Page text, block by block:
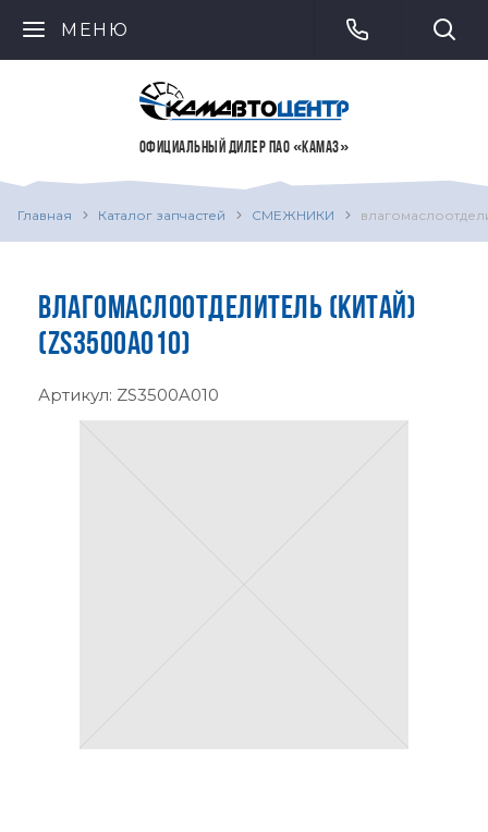
МЕНЮ
ОФИЦИАЛЬНЫЙ ДИЛЕР ПАО «КАМАЗ»
Главная Каталог запчастей СМЕЖНИКИ
ВЛАГОМАСЛООТДЕЛИТЕЛЬ (КИТАЙ)
(ZS3500A010)
Артикул: ZS3500A010